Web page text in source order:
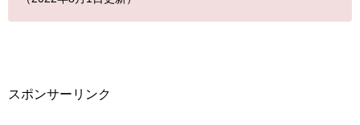
スポンサーリンク